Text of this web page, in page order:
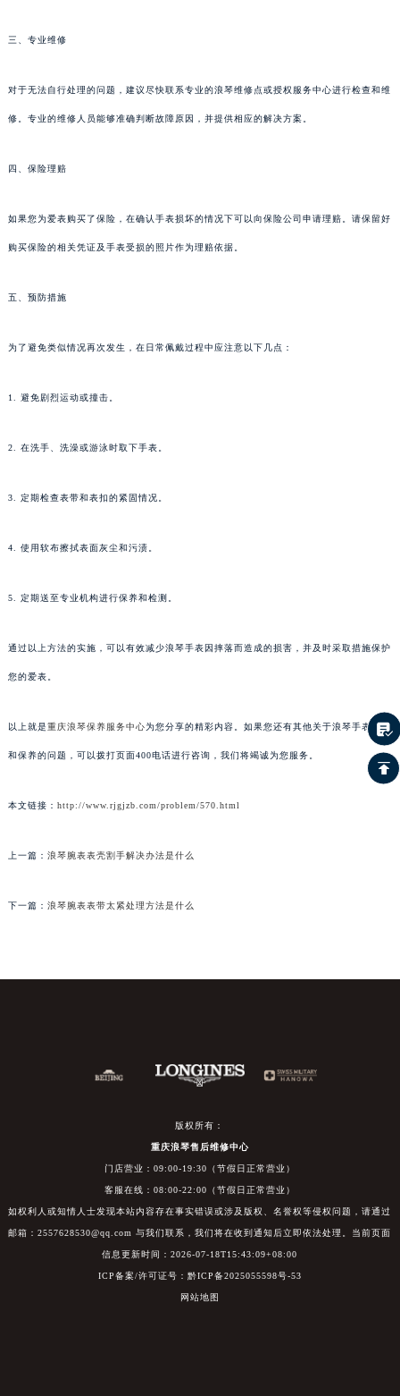
三、专业维修
对于无法自行处理的问题，建议尽快联系专业的浪琴维修点或授权服务中心进行检查和维
修。专业的维修人员能够准确判断故障原因，并提供相应的解决方案。
四、保险理赔
如果您为爱表购买了保险，在确认手表损坏的情况下可以向保险公司申请理赔。请保留好
购买保险的相关凭证及手表受损的照片作为理赔依据。
五、预防措施
为了避免类似情况再次发生，在日常佩戴过程中应注意以下几点：
1. 避免剧烈运动或撞击。
2. 在洗手、洗澡或游泳时取下手表。
3. 定期检查表带和表扣的紧固情况。
4. 使用软布擦拭表面灰尘和污渍。
5. 定期送至专业机构进行保养和检测。
通过以上方法的实施，可以有效减少浪琴手表因摔落而造成的损害，并及时采取措施保护
您的爱表。
以上就是重庆浪琴保养服务中心为您分享的精彩内容。如果您还有其他关于浪琴手表维护
和保养的问题，可以拨打页面400电话进行咨询，我们将竭诚为您服务。
本文链接： http://www.rjgjzb.com/problem/570.html
上一篇： 浪琴腕表表壳割手解决办法是什么
下一篇： 浪琴腕表表带太紧处理方法是什么
版权所有：
重庆浪琴售后维修中心
门店营业：09:00-19:30（节假日正常营业）
客服在线：08:00-22:00（节假日正常营业）
如权利人或知情人士发现本站内容存在事实错误或涉及版权、名誉权等侵权问题，请通过
邮箱：2557628530@qq.com 与我们联系，我们将在收到通知后立即依法处理。当前页面
信息更新时间：2026-07-18T15:43:09+08:00
ICP备案/许可证号：黔ICP备2025055598号-53
网站地图